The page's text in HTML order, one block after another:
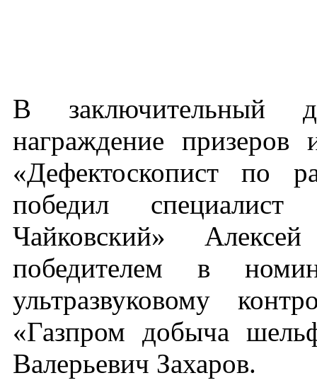
В заключительный
награждение
«Дефектоскопист по
победил
Чайковский»
победителем в
ультразвуковому
«Газпром добыча
Валерьевич Захаров.